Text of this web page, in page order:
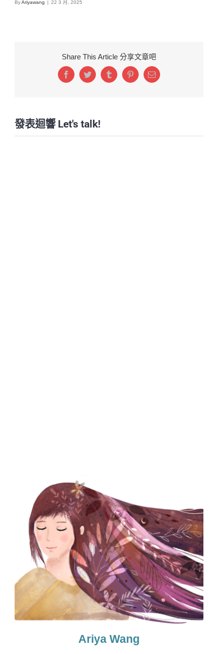
ByAriyawang | 22 3 月, 2025
Share This Article 分享文章吧
FacebookTwitterTumblrPinterestEmail:
發表迴響 Let's talk!
Ariya Wang